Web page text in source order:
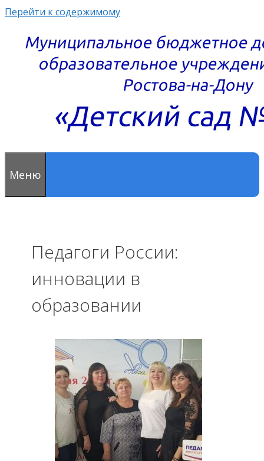
Перейти к содержимому
Меню
Педагоги России:
инновации в
образовании